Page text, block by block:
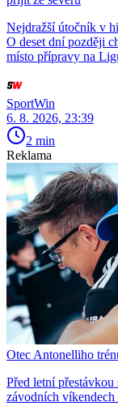
Nejdražší útočník v
O deset dní později
místo přípravy na
SportWin
6. 8. 2026, 23:39
2 min
Reklama
Otec Antonelliho
Před letní
závodních